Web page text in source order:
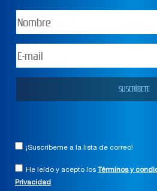
¡Suscríbeme a la lista de correo!
He leído y acepto los Términos y
Privacidad.